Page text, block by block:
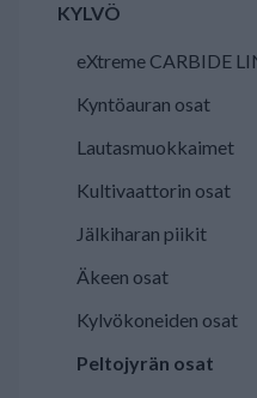
KYLVÖ
eXtreme CARBIDE
Kyntöauran osat
Lautasmuokkaimet
Kultivaattorin osat
Jälkiharan piikit
Äkeen osat
Kylvökoneiden osat
Peltojyrän osat